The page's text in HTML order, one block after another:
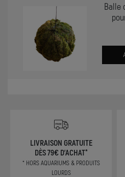
Balle
LIVRAISON GRATUITE
DÈS 79€ D'ACHAT*
* HORS AQUARIUMS & PRODUITS
LOURDS